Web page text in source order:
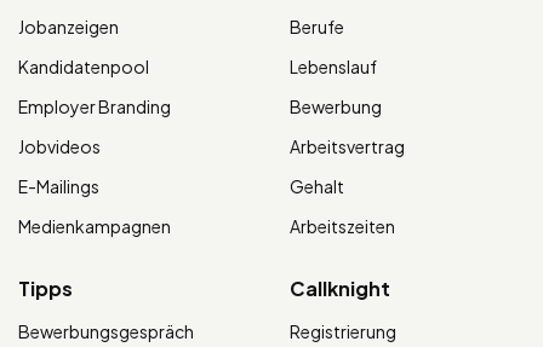
Jobanzeigen
Kandidatenpool
Employer Branding
Jobvideos
E-Mailings
Medienkampagnen
Berufe
Lebenslauf
Bewerbung
Arbeitsvertrag
Gehalt
Arbeitszeiten
Tipps
Bewerbungsgespräch
Callknight
Registrierung